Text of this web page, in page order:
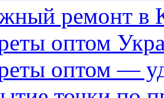
ремонт в
оптом
оптом —